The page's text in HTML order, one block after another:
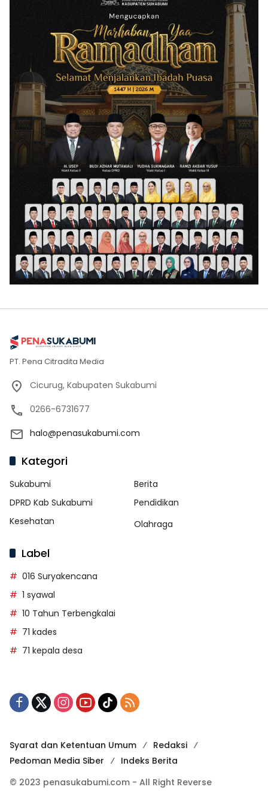
PT. Pena Citradita Media
Cicurug, Kabupaten Sukabumi
0266-6731677
halo@penasukabumi.com
Kategori
Sukabumi
Berita
DPRD Kab Sukabumi
Pendidikan
Kesehatan
Olahraga
Label
016 Suryakencana
1 syawal
10 Tahun Terbengkalai
71 kades
71 kepala desa
Syarat dan Ketentuan Umum
Redaksi
Pedoman Media Siber
Indeks Berita
© 2023 penasukabumi.com - All Right Reverse